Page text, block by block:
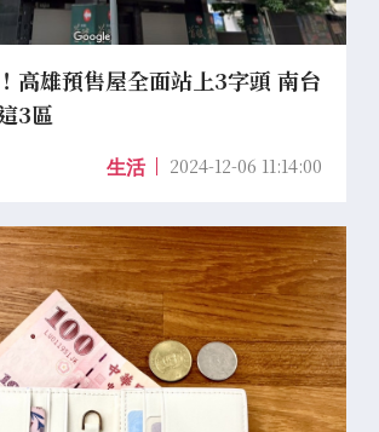
高雄預售屋全面站上3字頭 南台
3區
生活 2024-12-06 11:14:00